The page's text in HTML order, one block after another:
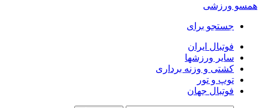
همسو ورزشی
جستجو برای
فوتبال ایران
سایر ورزشها
کشتی و وزنه برداری
توپ و تور
فوتبال جهان